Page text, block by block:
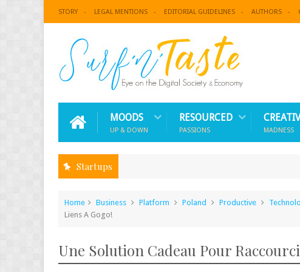
STORY LEGAL MENTIONS EDITORIAL GUIDELINES AUTHORS
MOODS
UP & DOWN
RESOURCED
PASSIONS MADNESS
Startups
Home Business Platform Poland Productive
Liens A Gogo!
Une Solution Cadeau Pour